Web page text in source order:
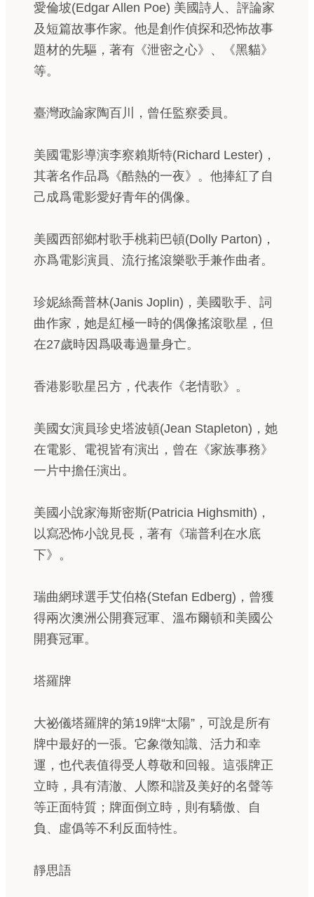
愛倫坡(Edgar Allen Poe) 美國詩人、評論家
及短篇故事作家。他是創作偵探和恐怖故事
題材的先驅，著有《泄密之心》、《黑貓》
等。
臺灣政論家陶百川，曾任監察委員。
美國電影導演李察賴斯特(Richard Lester)，
其著名作品爲《酷熱的一夜》。他捧紅了自
己成爲電影愛好青年的偶像。
美國西部鄉村歌手桃莉巴頓(Dolly Parton)，
亦爲電影演員、流行搖滾樂歌手兼作曲者。
珍妮絲喬普林(Janis Joplin)，美國歌手、詞
曲作家，她是紅極一時的偶像搖滾歌星，但
在27歲時因爲吸毒過量身亡。
香港影歌星呂方，代表作《老情歌》。
美國女演員珍史塔波頓(Jean Stapleton)，她
在電影、電視皆有演出，曾在《家族事務》
一片中擔任演出。
美國小說家海斯密斯(Patricia Highsmith)，
以寫恐怖小說見長，著有《瑞普利在水底
下》。
瑞曲網球選手艾伯格(Stefan Edberg)，曾獲
得兩次澳洲公開賽冠軍、溫布爾頓和美國公
開賽冠軍。
塔羅牌
大祕儀塔羅牌的第19牌“太陽”，可說是所有
牌中最好的一張。它象徵知識、活力和幸
運，也代表值得受人尊敬和回報。這張牌正
立時，具有清澈、人際和諧及美好的名聲等
等正面特質；牌面倒立時，則有驕傲、自
負、虛僞等不利反面特性。
靜思語